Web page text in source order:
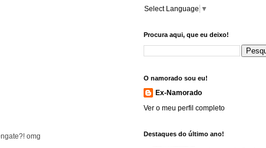
omg
Select Language ▼
Procura aqui, que eu deixo!
O namorado sou eu!
Ex-Namorado
Ver o meu perfil completo
Destaques do último ano!